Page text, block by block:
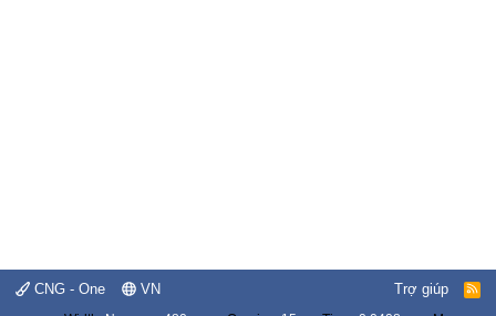
CNG - One VN Trợ giúp
R